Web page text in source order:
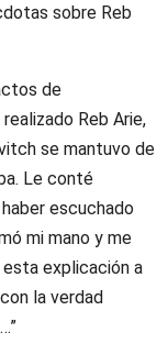
sobre Reb
de
Reb Arie,
se mantuvo de
Le conté
escuchado
mi mano y me
esta explicación a
la verdad